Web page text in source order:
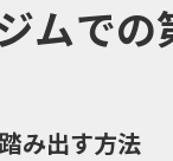
リング重視のジ
ソナルジムでの
ソナルジムのカ
ムでの
み出す方法